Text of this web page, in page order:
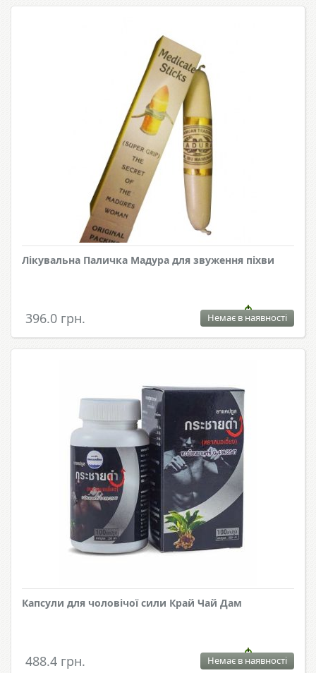
Лікувальна Паличка Мадура для звуження піхви
396.0 грн. Немає в наявності
Капсули для чоловічої сили Край Чай Дам
488.4 грн. Немає в наявності